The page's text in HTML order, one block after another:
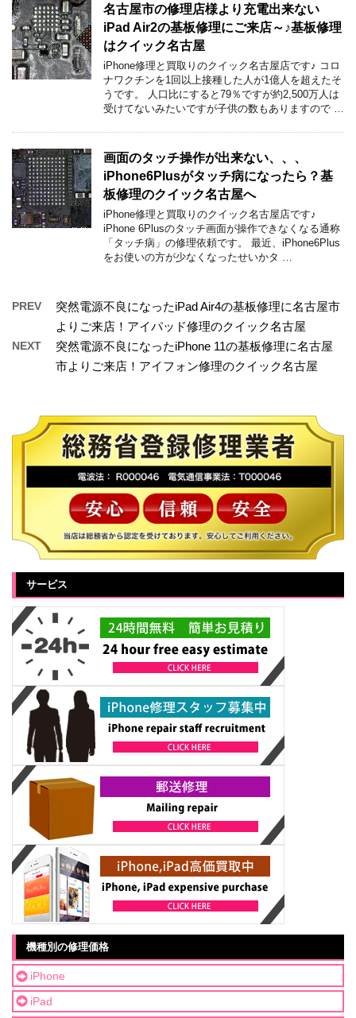
名古屋市の修理店様より充電出来ない
iPad Air2の基板修理にご来店～♪基板修理
はクイック名古屋
iPhone修理と買取りのクイック名古屋店です♪ コロ
ナワクチンを1回以上接種した人が1億人を超えたそ
うです。 人口比にすると79％ですが約2,500万人は
受けてないみたいですが子供の数もありますので …
画面のタッチ操作が出来ない、、、
iPhone6Plusがタッチ病になったら？基
板修理のクイック名古屋へ
iPhone修理と買取りのクイック名古屋店です♪
iPhone 6Plusのタッチ画面が操作できなくなる通称
「タッチ病」の修理依頼です。 最近、iPhone6Plus
をお使いの方が少なくなったせいかタ …
PREV
突然電源不良になったiPad Air4の基板修理に名古屋市
よりご来店！アイパッド修理のクイック名古屋
NEXT
突然電源不良になったiPhone 11の基板修理に名古屋
市よりご来店！アイフォン修理のクイック名古屋
サービス
機種別の修理価格
iPhone
iPad